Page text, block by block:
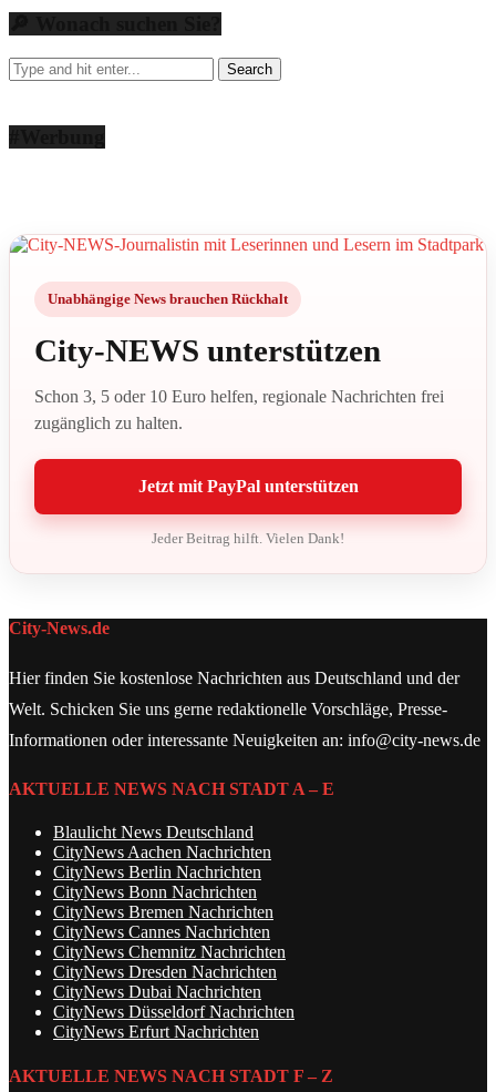
Unabhängige News brauchen Rückhalt
City-NEWS unterstützen
Schon 3, 5 oder 10 Euro helfen, regionale Nachrichten frei
zugänglich zu halten.
Jetzt mit PayPal unterstützen
Jeder Beitrag hilft. Vielen Dank!
City-News.de
Hier finden Sie kostenlose Nachrichten aus Deutschland und der
Welt. Schicken Sie uns gerne redaktionelle Vorschläge, Presse-
Informationen oder interessante Neuigkeiten an: info@city-news.de
AKTUELLE NEWS NACH STADT A – E
Blaulicht News Deutschland
CityNews Aachen Nachrichten
CityNews Berlin Nachrichten
CityNews Bonn Nachrichten
CityNews Bremen Nachrichten
CityNews Cannes Nachrichten
CityNews Chemnitz Nachrichten
CityNews Dresden Nachrichten
CityNews Dubai Nachrichten
CityNews Düsseldorf Nachrichten
CityNews Erfurt Nachrichten
AKTUELLE NEWS NACH STADT F – Z